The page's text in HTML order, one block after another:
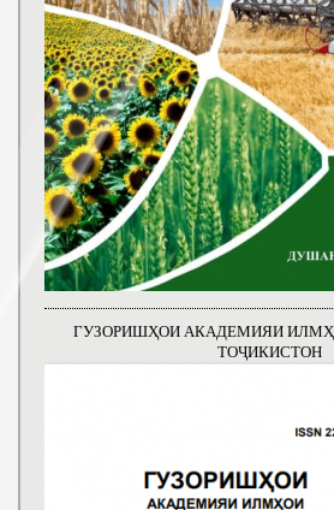
ГУЗОРИШҲОИ АКАДЕМИЯИ
ТОҶИКИСТОН